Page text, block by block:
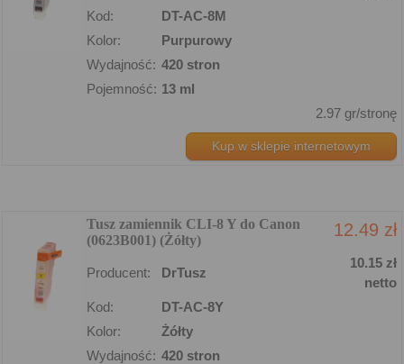
Kod:
DT-AC-8M
Kolor:
Purpurowy
Wydajność: 420 stron
Pojemność: 13 ml
2.97 gr/stronę
Kup w sklepie internetowym
Tusz zamiennik CLI-8 Y do Canon
(0623B001) (Żółty)
12.49 zł
Producent: DrTusz
10.15 zł
netto
Kod:
DT-AC-8Y
Kolor:
Żółty
Wydajność: 420 stron